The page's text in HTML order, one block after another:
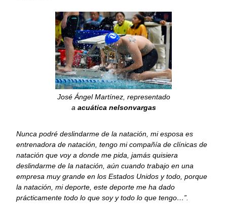
José Ángel Martínez, representado
a acuática nelsonvargas
Nunca podré deslindarme de la natación, mi esposa es
entrenadora de natación, tengo mi compañía de clínicas de
natación que voy a donde me pida, jamás quisiera
deslindarme de la natación, aún cuando trabajo en una
empresa muy grande en los Estados Unidos y todo, porque
la natación, mi deporte, este deporte me ha dado
prácticamente todo lo que soy y todo lo que tengo…”.